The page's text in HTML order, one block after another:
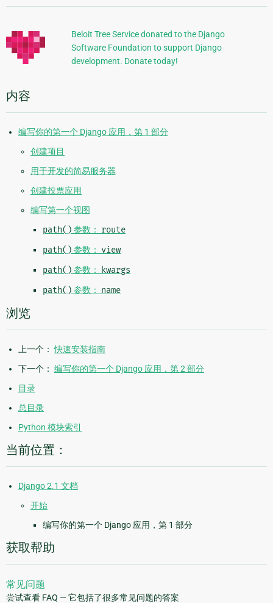
加
信
息
Beloit Tree Service donated to the Django
Software Foundation to support Django
development. Donate today!
内容
编写你的第一个 Django 应用，第 1 部分
创建项目
用于开发的简易服务器
创建投票应用
编写第一个视图
path() 参数： route
path() 参数： view
path() 参数：
kwargs
path() 参数： name
浏览
上一个：快速安装指南
下一个： 编写你的第一个 Django 应用，第 2 部分
目录
总目录
Python 模块索引
当前位置：
Django 2.1 文档
开始
编写你的第一个 Django 应用，第 1 部分
获取帮助
常见问题
尝试查看 FAQ — 它包括了很多常见问题的答案